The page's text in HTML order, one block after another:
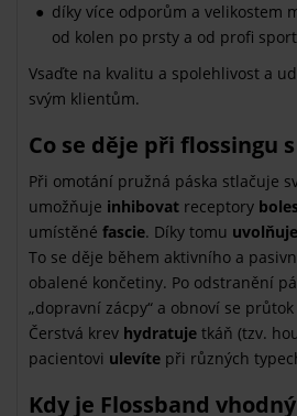
díky více odporům a velikostem
od kolen po prsty a od profi
Vsaďte na kvalitu a spolehlivost a
svým klientům.
Co se děje při flossingu
Při omotání pružná páska stlačuje
umožňuje inhibovat receptory
umístěné fascie. Díky tomu uvolňuje
To se děje během aktivního a
obalené končetiny. Po odstranění
„dopravní zácpy“ a obnoví se
Čerstvá krev hydratuje tkáň (tzv.
pacientovi ulevíte při různých
Kdy je Flossband